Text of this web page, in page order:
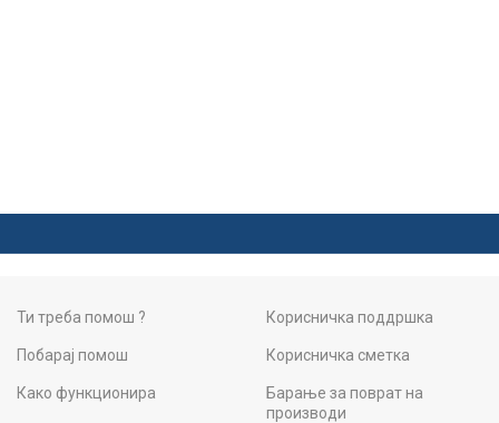
Ти треба помош ?
Побарај помош
Како функционира
Корисничка поддршка
Корисничка сметка
Барање за поврат на
производи